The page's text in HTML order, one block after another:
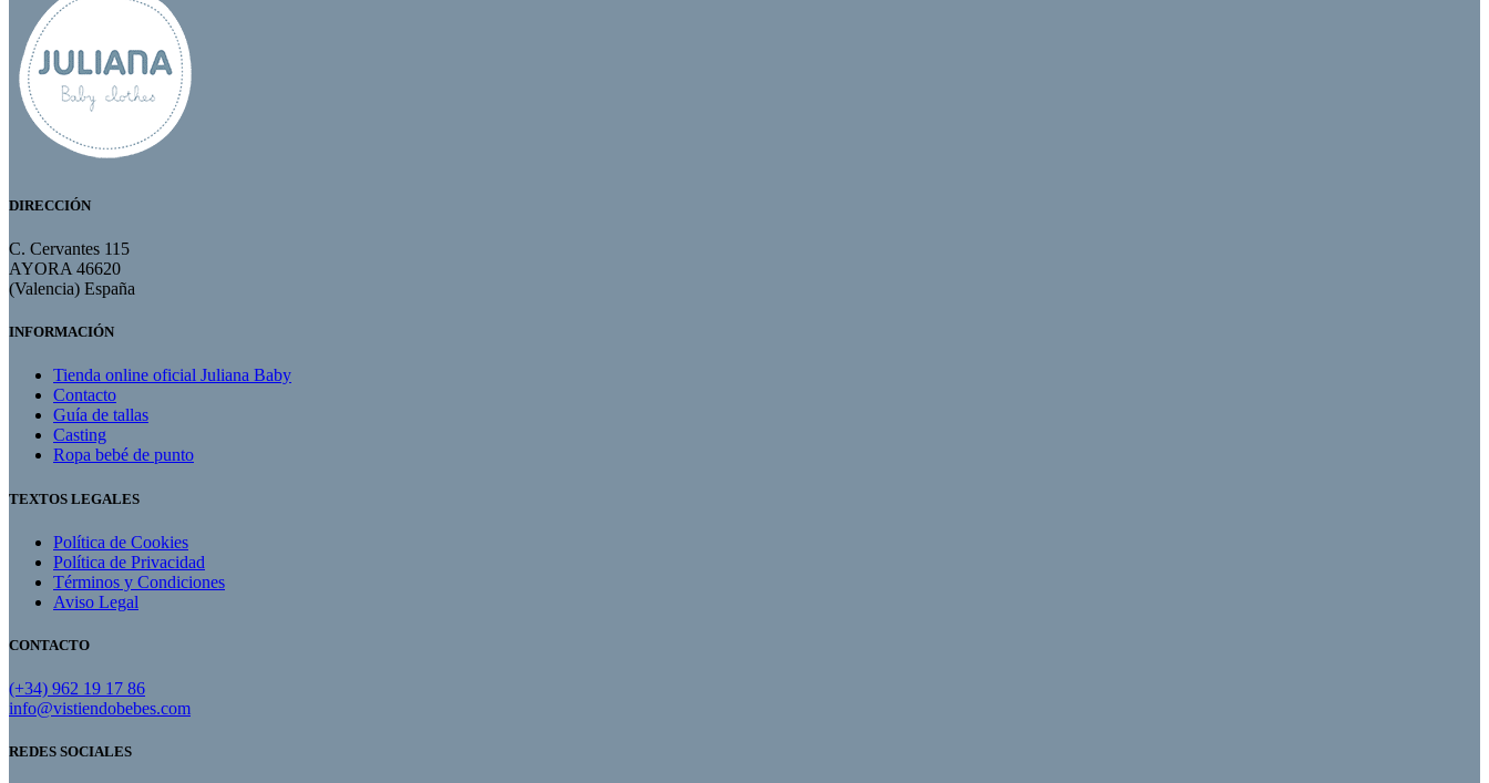
DIRECCIÓN
C. Cervantes 115
AYORA 46620
(Valencia) España
INFORMACIÓN
Tienda online oficial Juliana Baby
Contacto
Guía de tallas
Casting
Ropa bebé de punto
TEXTOS LEGALES
Política de Cookies
Política de Privacidad
Términos y Condiciones
Aviso Legal
CONTACTO
(+34) 962 19 17 86
info@vistiendobebes.com
REDES SOCIALES